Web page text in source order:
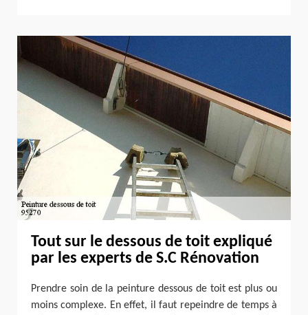
Tout sur le dessous de toit expliqué
par les experts de S.C Rénovation
Prendre soin de la peinture dessous de toit est plus ou
moins complexe. En effet, il faut repeindre de temps à